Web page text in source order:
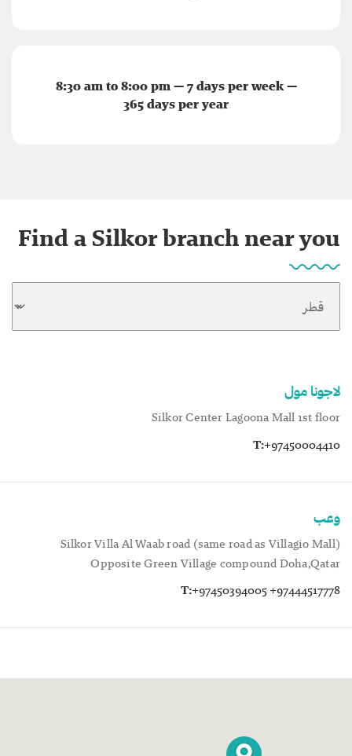
8:30 am to 8:00 pm — 7 days per week —
365 days per year
Find a Silkor branch near you
لاجونا مول
Silkor Center Lagoona Mall 1st floor
T:+97450004410
وعب
Silkor Villa Al Waab road (same road as Villagio Mall)
Opposite Green Village compound Doha,Qatar
T:+97450394005 +97444517778